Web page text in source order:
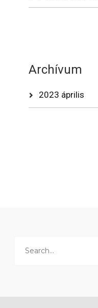
Archívum
2023 április